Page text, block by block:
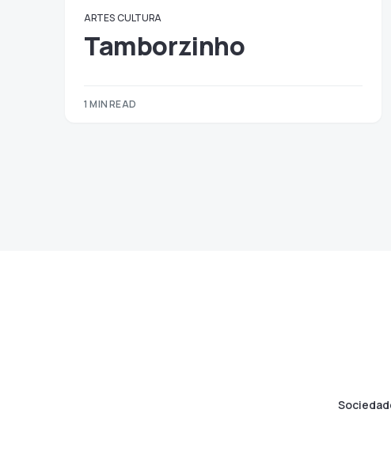
ARTES CULTURA
Tamborzinho
1 MIN READ